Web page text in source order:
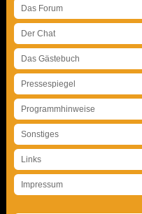
Das Forum
Der Chat
Das Gästebuch
Pressespiegel
Programmhinweise
Sonstiges
Links
Impressum